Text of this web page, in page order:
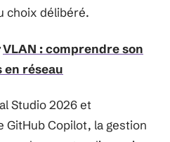
choix délibéré.
VLAN : comprendre son
en réseau
Studio 2026 et
GitHub Copilot, la gestion